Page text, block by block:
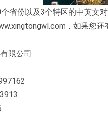
省份以及3个特区的中英文
，如果您
限公司